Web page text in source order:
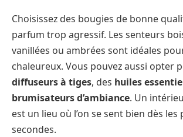
Choisissez des bougies de bonne
parfum trop agressif. Les senteurs
vanillées ou ambrées sont idéales
chaleureux. Vous pouvez aussi opter
diffuseurs à tiges, des huiles
brumisateurs d’ambiance. Un
est un lieu où l’on se sent bien dès les
secondes.